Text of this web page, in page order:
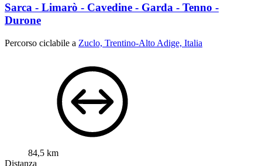
Sarca - Limarò - Cavedine - Garda - Tenno -
Durone
Percorso ciclabile a Zuclo, Trentino-Alto Adige, Italia
84,5 km
Distanza